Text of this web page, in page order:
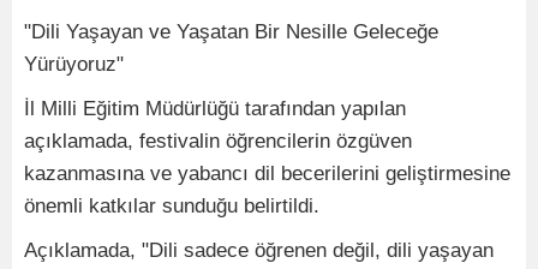
"Dili Yaşayan ve Yaşatan Bir Nesille Geleceğe
Yürüyoruz"
İl Milli Eğitim Müdürlüğü tarafından yapılan
açıklamada, festivalin öğrencilerin özgüven
kazanmasına ve yabancı dil becerilerini geliştirmesine
önemli katkılar sunduğu belirtildi.
Açıklamada, "Dili sadece öğrenen değil, dili yaşayan